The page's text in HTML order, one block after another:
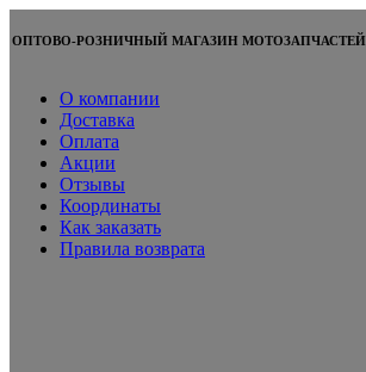
ОПТОВО-РОЗНИЧНЫЙ МАГАЗИН МОТОЗАПЧАСТЕЙ
О компании
Доставка
Оплата
Акции
Отзывы
Координаты
Как заказать
Правила возврата